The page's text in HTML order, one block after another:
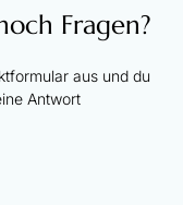
Fragen?
aus und du
Antwort